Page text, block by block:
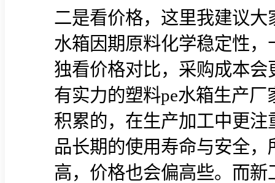
二是看价格，这里我建议
水箱因期原料化学稳定性
独看价格对比，采购成本
有实力的塑料pe水箱生产
积累的，在生产加工中更
品长期的使用寿命与安全
高，价格也会偏高些。而